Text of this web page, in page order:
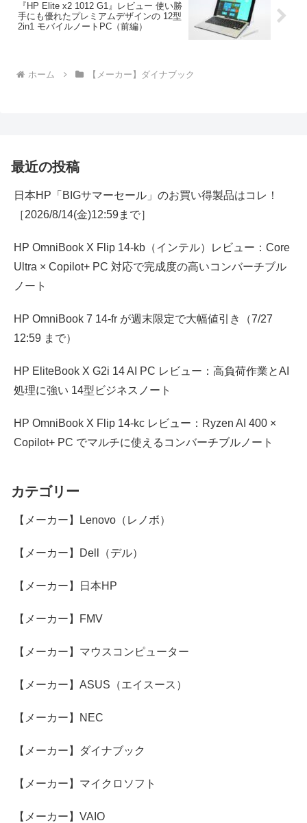
『HP Elite x2 1012 G1』レビュー 使い勝
手にも優れたプレミアムデザインの 12型
2in1 モバイルノートPC（前編）
ホーム 【メーカー】ダイナブック
最近の投稿
日本HP「BIGサマーセール」のお買い得製品はコレ！
［2026/8/14(金)12:59まで］
HP OmniBook X Flip 14-kb（インテル）レビュー：Core
Ultra × Copilot+ PC 対応で完成度の高いコンバーチブル
ノート
HP OmniBook 7 14-fr が週末限定で大幅値引き（7/27
12:59 まで）
HP EliteBook X G2i 14 AI PC レビュー：高負荷作業とAI
処理に強い 14型ビジネスノート
HP OmniBook X Flip 14-kc レビュー：Ryzen AI 400 ×
Copilot+ PC でマルチに使えるコンバーチブルノート
カテゴリー
【メーカー】Lenovo（レノボ）
【メーカー】Dell（デル）
【メーカー】日本HP
【メーカー】FMV
【メーカー】マウスコンピューター
【メーカー】ASUS（エイスース）
【メーカー】NEC
【メーカー】ダイナブック
【メーカー】マイクロソフト
【メーカー】VAIO